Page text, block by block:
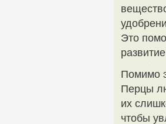
Это
Помимо
Перцы
их
чтобы